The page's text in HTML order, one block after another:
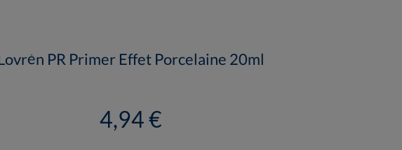
PR Primer Effet Porcelaine 20ml
4,94 €